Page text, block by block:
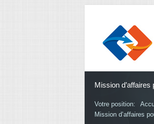
Mission
Votre position:
Mission d’affaires